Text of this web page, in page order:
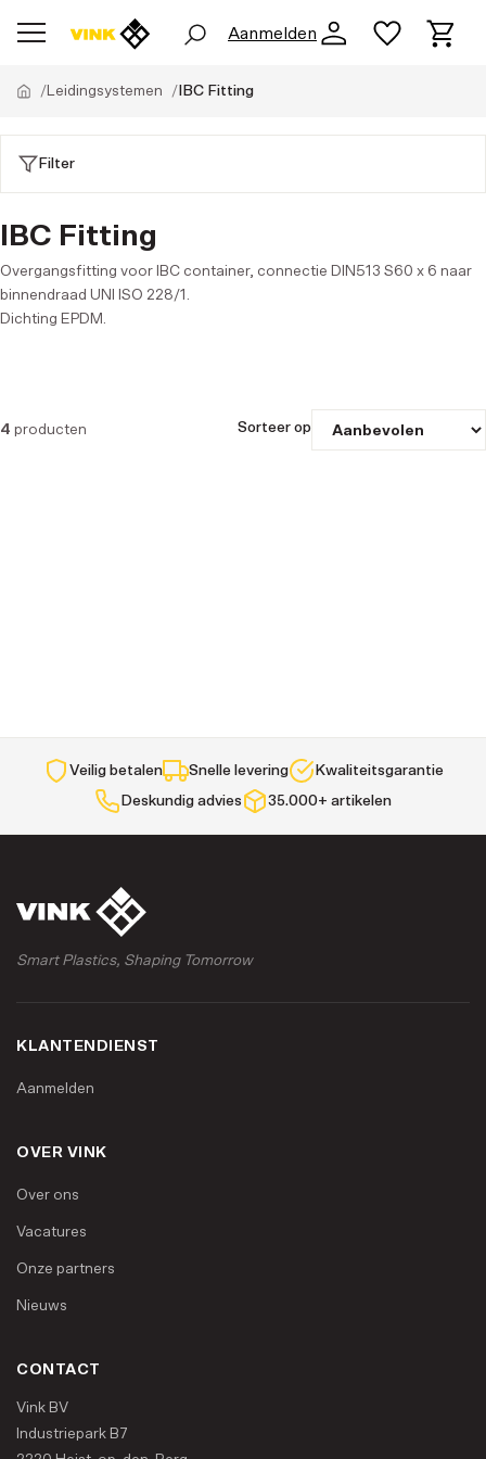
Aanmelden
Leidingsystemen IBC Fitting
Filter
IBC Fitting
Overgangsfitting voor IBC container, connectie DIN513 S60 x 6 naar
binnendraad UNI ISO 228/1.
Dichting EPDM.
4 producten Sorteer op
Veilig betalen Snelle levering
Kwaliteitsgarantie
Deskundig advies
35.000+ artikelen
Smart Plastics, Shaping Tomorrow
KLANTENDIENST
Aanmelden
OVER VINK
Over ons
Vacatures
Onze partners
Nieuws
CONTACT
Vink BV
Industriepark B7